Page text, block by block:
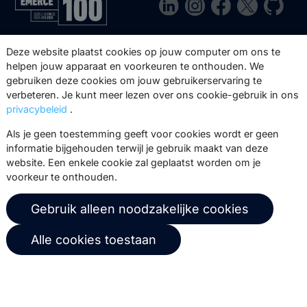
Via onze nieuwsbrief blijf je op de
hoogte van onze product updates,
events, webinars, best practices en
whitepapers.
Abonneer
© 2026 Copernica B.V.
Algemene voorwaarden
Privacybeleid
Gebruikersovereenkomst
Deze website plaatst cookies op jouw computer om ons te
helpen jouw apparaat en voorkeuren te onthouden. We
gebruiken deze cookies om jouw gebruikerservaring te
verbeteren. Je kunt meer lezen over ons cookie-gebruik in ons
privacybeleid .
Als je geen toestemming geeft voor cookies wordt er geen
informatie bijgehouden terwijl je gebruik maakt van deze
website. Een enkele cookie zal geplaatst worden om je
voorkeur te onthouden.
Gebruik alleen noodzakelijke cookies
Alle cookies toestaan